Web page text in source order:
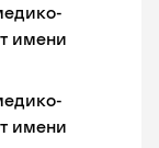
имени
имени